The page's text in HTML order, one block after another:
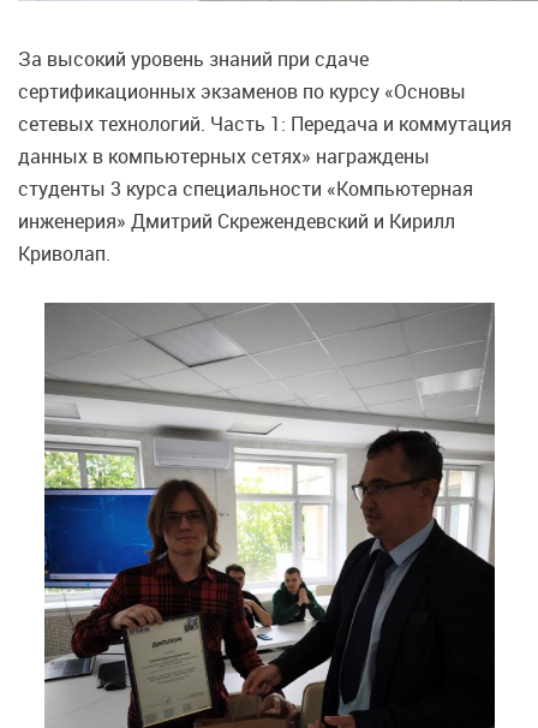
За высокий уровень знаний при сдаче
сертификационных экзаменов по курсу «Основы
сетевых технологий. Часть 1: Передача и коммутация
данных в компьютерных сетях» награждены
студенты 3 курса специальности «Компьютерная
инженерия» Дмитрий Скрежендевский и Кирилл
Криволап.